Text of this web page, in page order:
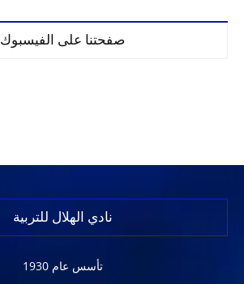
صفحتنا على الفيسبوك
نادي الهلال للتربية
تأسس عام 1930